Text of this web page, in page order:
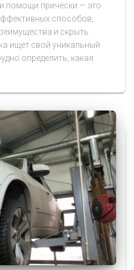
помощи прически — это
способов,
и скрыть
ищет свой уникальный
определить, какая